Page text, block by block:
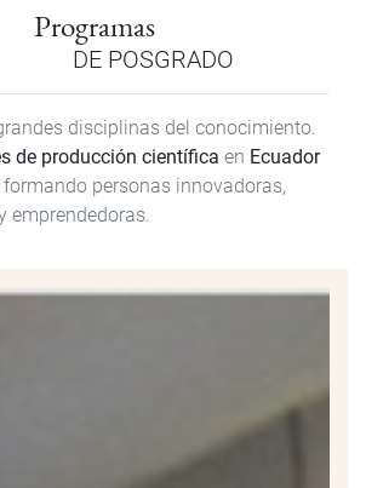
Programas
DE POSGRADO
disciplinas del conocimiento.
de producción científica en Ecuador
formando personas innovadoras,
emprendedoras.